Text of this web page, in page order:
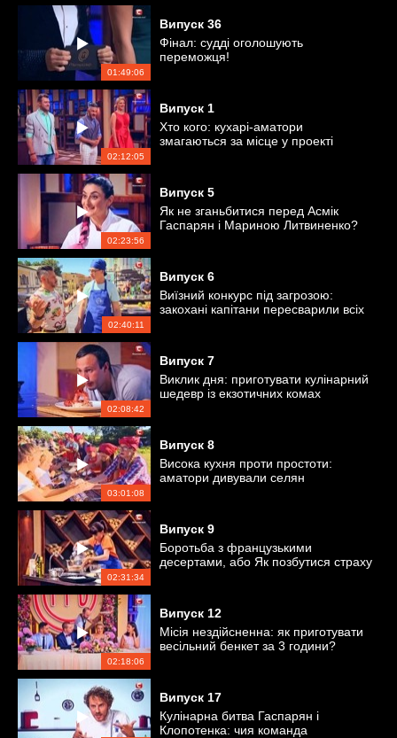
01:49:06
Випуск 36
Фінал: судді оголошують
переможця!
02:12:05
Випуск 1
Хто кого: кухарі-аматори
змагаються за місце у проекті
02:23:56
Випуск 5
Як не зганьбитися перед Асмік
Гаспарян і Мариною Литвиненко?
02:40:11
Випуск 6
Виїзний конкурс під загрозою:
закохані капітани пересварили всіх
02:08:42
Випуск 7
Виклик дня: приготувати кулінарний
шедевр із екзотичних комах
03:01:08
Випуск 8
Висока кухня проти простоти:
аматори дивували селян
02:31:34
Випуск 9
Боротьба з французькими
десертами, або Як позбутися страху
02:18:06
Випуск 12
Місія нездійсненна: як приготувати
весільний бенкет за 3 години?
Випуск 17
Кулінарна битва Гаспарян і
Клопотенка: чия команда